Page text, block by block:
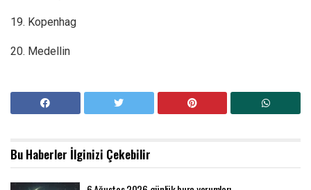
19. Kopenhag
20. Medellin
Bu Haberler İlginizi Çekebilir